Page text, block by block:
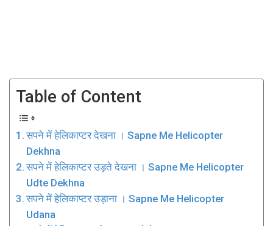
Table of Content
सपने में हेलिकाप्टर देखना । Sapne Me Helicopter
Dekhna
सपने में हेलिकाप्टर उड़ते देखना । Sapne Me Helicopter
Udte Dekhna
सपने में हेलिकाप्टर उड़ाना । Sapne Me Helicopter
Udana